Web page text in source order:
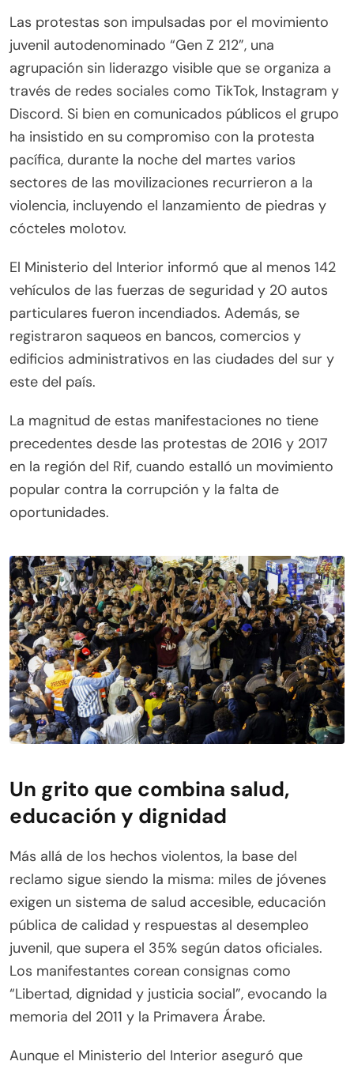
Las protestas son impulsadas por el movimiento
juvenil autodenominado “Gen Z 212”, una
agrupación sin liderazgo visible que se organiza a
través de redes sociales como TikTok, Instagram y
Discord. Si bien en comunicados públicos el grupo
ha insistido en su compromiso con la protesta
pacífica, durante la noche del martes varios
sectores de las movilizaciones recurrieron a la
violencia, incluyendo el lanzamiento de piedras y
cócteles molotov.
El Ministerio del Interior informó que al menos 142
vehículos de las fuerzas de seguridad y 20 autos
particulares fueron incendiados. Además, se
registraron saqueos en bancos, comercios y
edificios administrativos en las ciudades del sur y
este del país.
La magnitud de estas manifestaciones no tiene
precedentes desde las protestas de 2016 y 2017
en la región del Rif, cuando estalló un movimiento
popular contra la corrupción y la falta de
oportunidades.
Un grito que combina salud,
educación y dignidad
Más allá de los hechos violentos, la base del
reclamo sigue siendo la misma: miles de jóvenes
exigen un sistema de salud accesible, educación
pública de calidad y respuestas al desempleo
juvenil, que supera el 35% según datos oficiales.
Los manifestantes corean consignas como
“Libertad, dignidad y justicia social”, evocando la
memoria del 2011 y la Primavera Árabe.
Aunque el Ministerio del Interior aseguró que